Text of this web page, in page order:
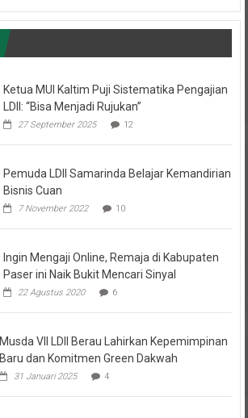
LDII: “Bisa Menjadi Rujukan”
27 September 2025 12
Bisnis Cuan
7 November 2022
Paser ini Naik Bukit Mencari Sinyal
22 Agustus 2020 6
Baru dan Komitmen Green Dakwah
31 Januari 2025 4